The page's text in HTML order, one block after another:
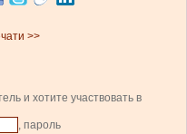
>>
и хотите участвовать в
, пароль